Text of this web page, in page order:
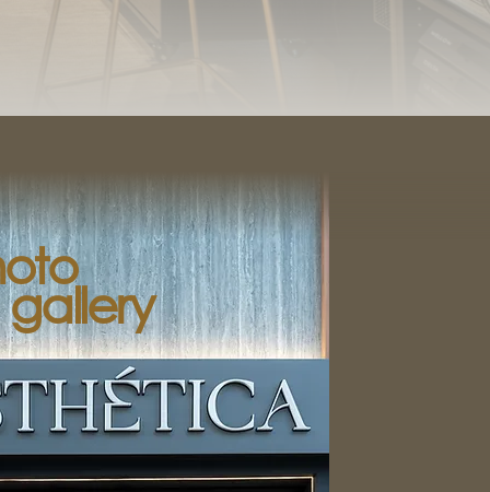
να
Το
για το
και
ένα
μέρος
gallery